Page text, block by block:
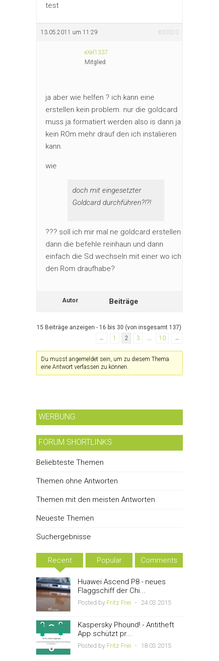
test
13.05.2011 um 11:29 #30320
eXel1337
Mitglied
ja aber wie helfen ? ich kann eine
erstellen kein problem. nur die goldcard
muss ja formatiert werden also is dann ja
kein ROm mehr drauf den ich instalieren
kann.
wie
doch mit eingesetzter
Goldcard durchführen?!?!
??? soll ich mir mal ne goldcard erstellen
dann die befehle reinhaun und dann
einfach die Sd wechseln mit einer wo ich
den Rom draufhabe?
Autor Beiträge
15 Beiträge anzeigen - 16 bis 30 (von insgesamt 137)
←
1 2 3 10 →
Du musst angemeldet sein, um zu diesem Thema
eine Antwort verfassen zu können.
WERBUNG
FORUM SHORTLINKS
Beliebteste Themen
Themen ohne Antworten
Themen mit den meisten Antworten
Neueste Themen
Suchergebnisse
Recent Popular Comments
Huawei Ascend P8 - neues
Flaggschiff der Chi...
Posted by Fritz Frei - 24.03.2015
Kaspersky Phound! - Antitheft
App schützt pr...
Posted by Fritz Frei - 18.03.2015